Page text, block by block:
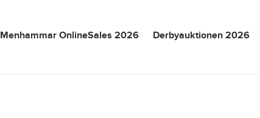
Menhammar OnlineSales 2026 Derbyauktionen 2026